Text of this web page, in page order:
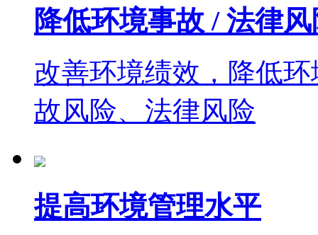
降低环境事故 / 法律
改善环境绩效，降低环
故风险、法律风险
提高环境管理水平